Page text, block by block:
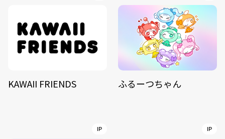
KAWAII FRIENDS ふるーつちゃん
IP IP